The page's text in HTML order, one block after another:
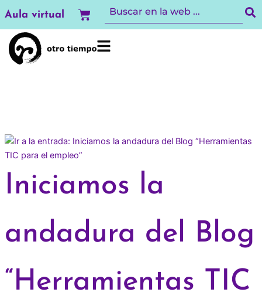
al
contenido
Aula virtual Carrito
Iniciamos la
andadura del Blog
“Herramientas TIC